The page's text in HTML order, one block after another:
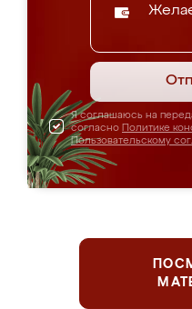
Я соглашаюсь на
согласно Политике
Пользовательскому